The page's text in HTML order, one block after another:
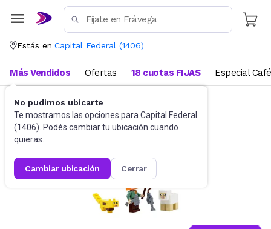
Estás en Capital Federal (1406)
No pudimos ubicarte
Te mostramos las opciones para Capital Federal
(1406). Podés cambiar tu ubicación cuando
quieras.
cambiar ubicación cerrar
Más Vendidos Ofertas 18 cuotas FIJAS Especial Café
Juguetes y Juegos